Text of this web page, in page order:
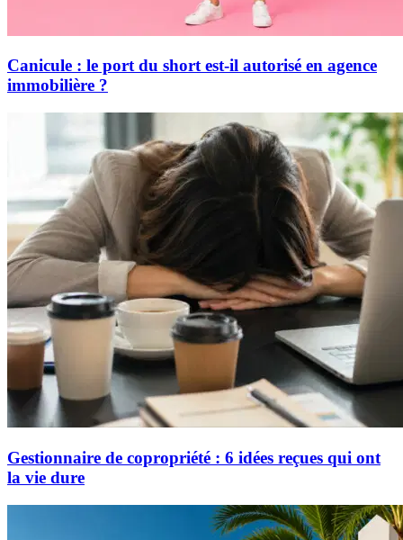
Canicule : le port du short est-il autorisé en agence
immobilière ?
Gestionnaire de copropriété : 6 idées reçues qui ont
la vie dure